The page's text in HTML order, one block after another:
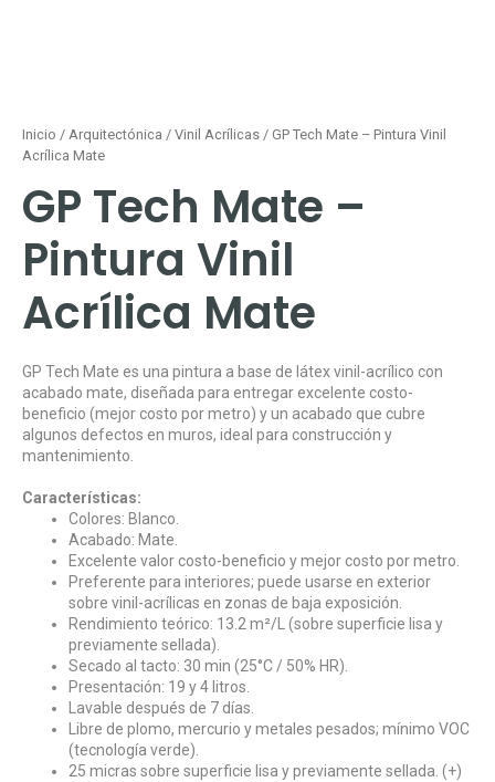
Inicio / Arquitectónica / Vinil Acrílicas / GP Tech Mate – Pintura Vinil
Acrílica Mate
GP Tech Mate –
Pintura Vinil
Acrílica Mate
GP Tech Mate es una pintura a base de látex vinil-acrílico con
acabado mate, diseñada para entregar excelente costo-
beneficio (mejor costo por metro) y un acabado que cubre
algunos defectos en muros, ideal para construcción y
mantenimiento.
Características:
Colores: Blanco.
Acabado: Mate.
Excelente valor costo-beneficio y mejor costo por metro.
Preferente para interiores; puede usarse en exterior
sobre vinil-acrílicas en zonas de baja exposición.
Rendimiento teórico: 13.2 m²/L (sobre superficie lisa y
previamente sellada).
Secado al tacto: 30 min (25°C / 50% HR).
Presentación: 19 y 4 litros.
Lavable después de 7 días.
Libre de plomo, mercurio y metales pesados; mínimo VOC
(tecnología verde).
25 micras sobre superficie lisa y previamente sellada. (+)